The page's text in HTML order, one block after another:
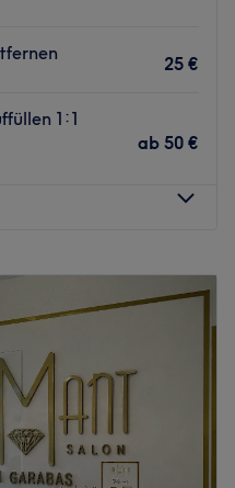
25 €
1:1
ab 50 €
10:00–19:00
–19:00
Geschlossen
Geschlossen
mit dem richtigen Gespür